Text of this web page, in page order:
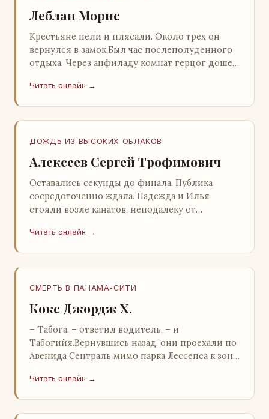
Леблан Морис
Крестьяне пели и плясали. Около трех он
вернулся в замок.Был час послеполуденного
отдыха. Через анфиладу комнат герцог дошел
во…
Читать онлайн →
ДОЖДЬ ИЗ ВЫСОКИХ ОБЛАКОВ
Алексеев Сергей Трофимович
Оставались секунды до финала. Публика
сосредоточенно ждала. Надежда и Илья
стояли возле канатов, неподалеку от
прочей публики, …
Читать онлайн →
СМЕРТЬ В ПАНАМА-СИТИ
Кокс Джордж Х.
– Табога, – ответил водитель, – и
Табогийя.Вернувшись назад, они проехали по
Авенида Сентраль мимо парка Лессепса к зоне
отель…
Читать онлайн →